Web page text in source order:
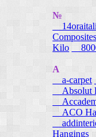
№
Composites
Kilo
A
a-carpet
Absolut
ACO
Hangings